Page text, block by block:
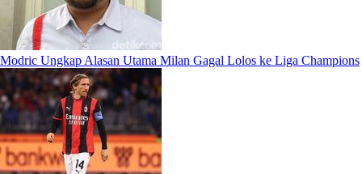
Modric Ungkap Alasan Utama Milan Gagal Lolos ke Liga Champions